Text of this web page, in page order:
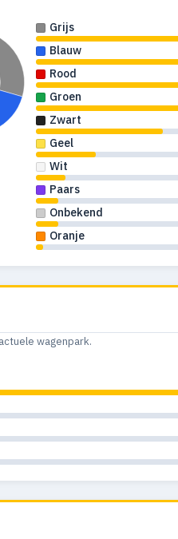
Grijs
Blauw
Rood
Groen
Zwart
Geel
Wit
Paars
Onbekend
Oranje
wagenpark.